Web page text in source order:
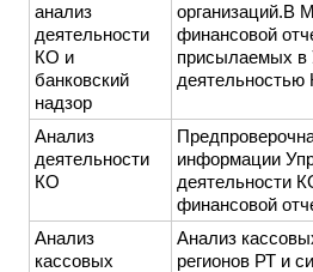
анализ
деятельности
КО и
банковский
надзор
организаций.В
финансовой
присылаемых в
деятельностью
Анализ
деятельности
КО
информации
деятельности
финансовой
Анализ
кассовых
Анализ
регионов РТ и